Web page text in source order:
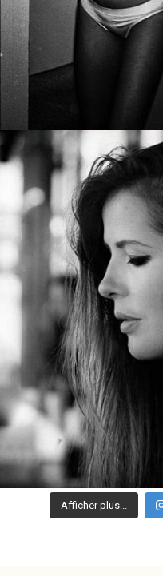
Afficher plus...